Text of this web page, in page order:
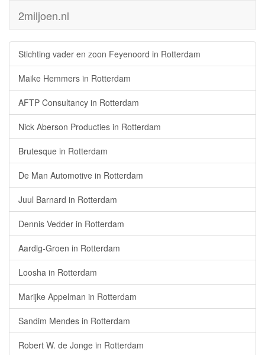
2miljoen.nl
Stichting vader en zoon Feyenoord in Rotterdam
Maike Hemmers in Rotterdam
AFTP Consultancy in Rotterdam
Nick Aberson Producties in Rotterdam
Brutesque in Rotterdam
De Man Automotive in Rotterdam
Juul Barnard in Rotterdam
Dennis Vedder in Rotterdam
Aardig-Groen in Rotterdam
Loosha in Rotterdam
Marijke Appelman in Rotterdam
Sandim Mendes in Rotterdam
Robert W. de Jonge in Rotterdam